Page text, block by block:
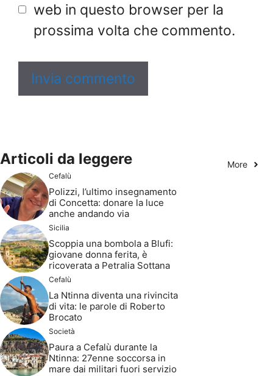
web in questo browser per la
prossima volta che commento.
Articoli da leggere More
Cefalù
Polizzi, l’ultimo insegnamento
di Concetta: donare la luce
anche andando via
Sicilia
Scoppia una bombola a Blufi:
giovane donna ferita, è
ricoverata a Petralia Sottana
Cefalù
La Ntinna diventa una rivincita
di vita: le parole di Roberto
Brocato
Società
Paura a Cefalù durante la
Ntinna: 27enne soccorsa in
mare dai militari fuori servizio